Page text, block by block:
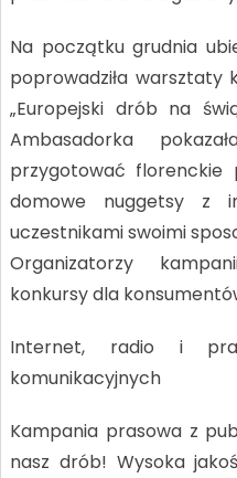
Na początku grudnia
poprowadziła warsztaty
„Europejski drób na
Ambasadorka
przygotować
domowe nuggetsy z
uczestnikami swoimi
Organizatorzy
konkursy dla
Internet, radio i
komunikacyjnych
Kampania prasowa z
nasz drób! Wysoka